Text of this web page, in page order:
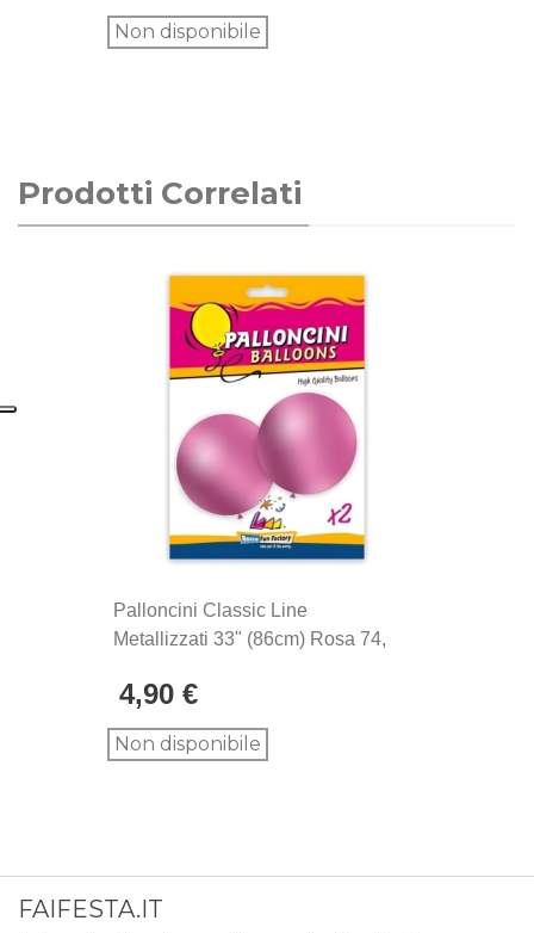
Non disponibile
Prodotti Correlati
Palloncini Classic Line
Metallizzati 33" (86cm) Rosa 74,
4,90 €
Non disponibile
FAIFESTA.IT